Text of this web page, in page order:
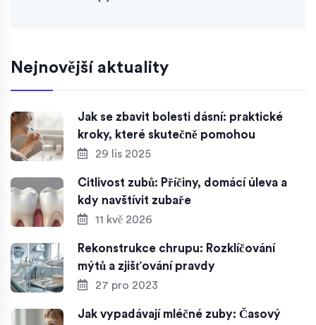
Nejnovější aktuality
Jak se zbavit bolesti dásní: praktické
kroky, které skutečně pomohou
29 lis 2025
Citlivost zubů: Příčiny, domácí úleva a
kdy navštívit zubaře
11 kvě 2026
Rekonstrukce chrupu: Rozklíčování
mýtů a zjišťování pravdy
27 pro 2023
Jak vypadávají mléčné zuby: Časový